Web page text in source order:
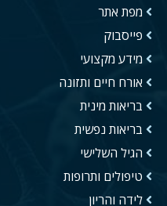
מפת אתר
פייסבוק
מידע מקצועי
אורח חיים ותזונה
בריאות מינית
בריאות נפשית
הגיל השלישי
טיפולים ותרופות
לידה והריון